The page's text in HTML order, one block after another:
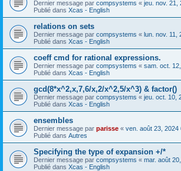
Dernier message par compsystems « jeu. nov. 21,
Publié dans Xcas - English
relations on sets
Dernier message par compsystems « lun. nov. 11,
Publié dans Xcas - English
coeff cmd for rational expressions.
Dernier message par compsystems « sam. oct.
Publié dans Xcas - English
gcd(8*x^2,x,7,6/x,2/x^2,5/x^3) & factor()
Dernier message par compsystems « jeu. oct. 10,
Publié dans Xcas - English
ensembles
Dernier message par parisse « ven. août 23, 2024
Publié dans Autres
Specifying the type of expansion +/*
Dernier message par compsystems « mar. août
Publié dans Xcas - English